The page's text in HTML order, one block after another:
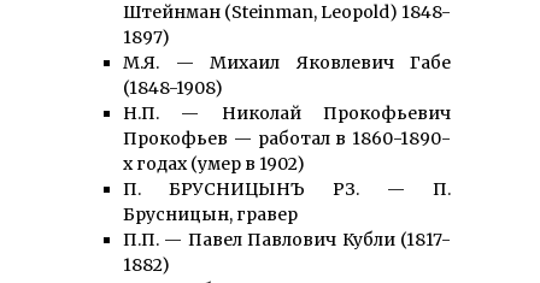
Штейнман (Steinman, Leopold) 1848-
1897)
М.Я. — Михаил Яковлевич Габе
(1848-1908)
Н.П. — Николай Прокофьевич
Прокофьев — работал в 1860-1890-
х годах (умер в 1902)
П. БРУСНИЦЫНЪ РѢЗ. — П.
Брусницын, гравер
П.П. — Павел Павлович Кубли (1817-
1882)